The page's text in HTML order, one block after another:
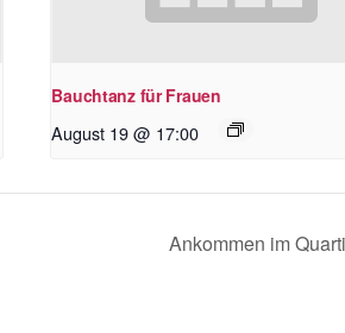
Bauchtanz für Frauen
August 19 @ 17:00
Ankommen im